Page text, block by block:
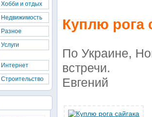
Куплю рога
По Украине,
встречи.
Евгений
Хобби и отдых
Недвижимость
Разное
Услуги
Интернет
Строительство